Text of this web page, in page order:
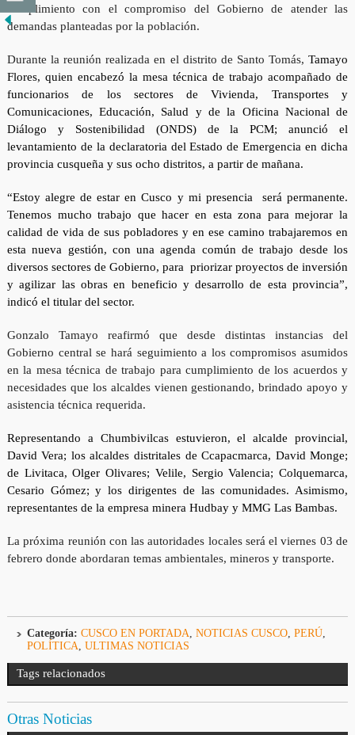
cumplimiento con el compromiso del Gobierno de atender las
demandas planteadas por la población.
Durante la reunión realizada en el distrito de Santo Tomás,Tamayo
Flores, quien encabezó la mesa técnica de trabajo acompañado de
funcionarios de los sectores de Vivienda, Transportes y
Comunicaciones, Educación, Salud y de la Oficina Nacional de
Diálogo y Sostenibilidad (ONDS) de la PCM; anunció el
levantamiento de la declaratoria del Estado de Emergencia en dicha
provincia cusqueña y sus ocho distritos, a partir de mañana.
“Estoy alegre de estar en Cusco y mi presencia será permanente.
Tenemos mucho trabajo que hacer en esta zona para mejorar la
calidad de vida de sus pobladores y en ese camino trabajaremos en
esta nueva gestión, con una agenda común de trabajo desde los
diversos sectores de Gobierno, para priorizar proyectos de inversión
y agilizar las obras en beneficio y desarrollo de esta provincia”,
indicó el titular del sector.
Gonzalo Tamayo reafirmó que desde distintas instancias del
Gobierno central se hará seguimiento a los compromisos asumidos
en la mesa técnica de trabajo para cumplimiento de los acuerdos y
necesidades que los alcaldes vienen gestionando, brindado apoyo y
asistencia técnica requerida.
Representando a Chumbivilcas estuvieron, el alcalde provincial,
David Vera; los alcaldes distritales de Ccapacmarca, David Monge;
de Livitaca, Olger Olivares; Velile, Sergio Valencia; Colquemarca,
Cesario Gómez; y los dirigentes de las comunidades. Asimismo,
representantes de la empresa minera Hudbay y MMG Las Bambas.
La próxima reunión con las autoridades locales será el viernes 03 de
febrero donde abordaran temas ambientales, mineros y transporte.
Categoría: CUSCO EN PORTADA, NOTICIAS CUSCO, PERÚ,
POLÍTICA, ULTIMAS NOTICIAS
Tags relacionados
Otras Noticias